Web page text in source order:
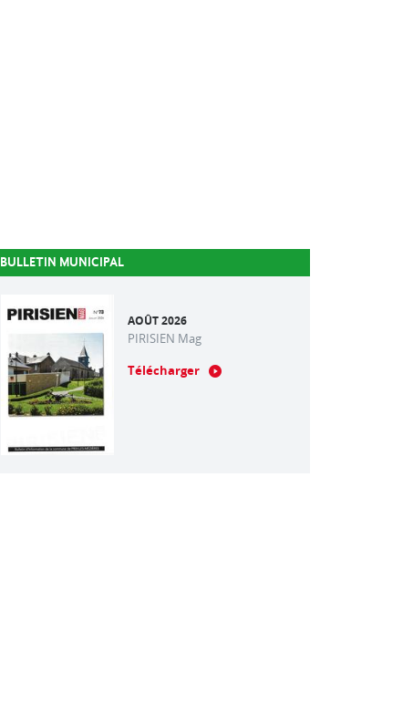
BULLETIN MUNICIPAL
AOÛT 2026
PIRISIEN Mag
Télécharger